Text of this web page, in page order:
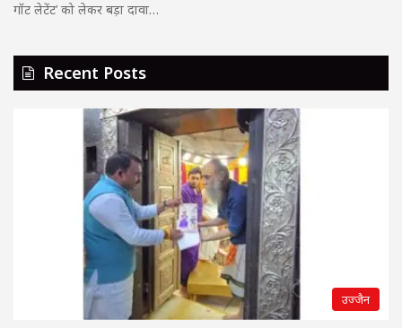
गॉट लेटेंट’ को लेकर बड़ा दावा…
Recent Posts
उज्जैन